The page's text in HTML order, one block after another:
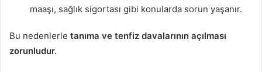
maaşı, sağlık sigortası gibi konularda sorun yaşanır.
Bu nedenlerle tanıma ve tenfiz davalarının açılması
zorunludur.